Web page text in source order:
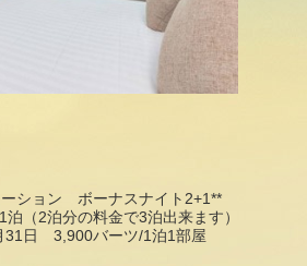
ション ボーナスナイト2+1**
（2泊分の料金で3泊出来ます）
31日 3,900バーツ/1泊1部屋